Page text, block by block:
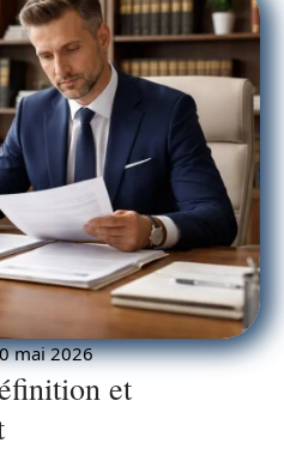
mai 2026
et